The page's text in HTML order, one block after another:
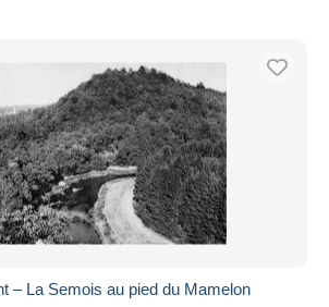
– La Semois au pied du Mamelon